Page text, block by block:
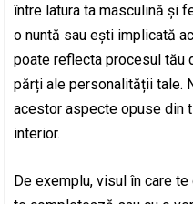
între latura ta masculină și
o nuntă sau ești implicată
poate reflecta procesul tău
părți ale personalității tale.
acestor aspecte opuse din
interior.
De exemplu, visul în care